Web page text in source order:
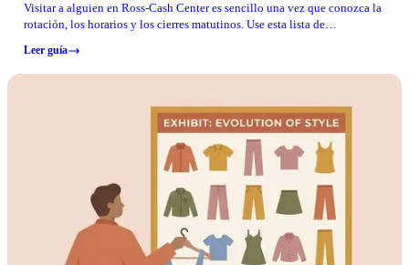
Visitar a alguien en Ross-Cash Center es sencillo una vez que conozca la
rotación, los horarios y los cierres matutinos. Use esta lista de
Leer guía